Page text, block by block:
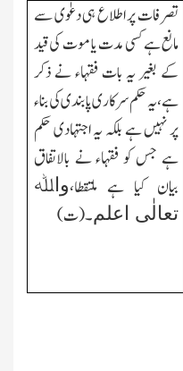
تصرفات پر اطلاع ہی دعوٰی سے
مانع ہے کسی مدت یا موت کی قید
کے بغیر یہ بات فقہاء نے ذکر
ہے،یہ حکم سرکاری پابندی کی بناء
پر نہیں ہے بلکہ یہ اجتہادی حکم
ہے جس کو فقہاء نے بالاتفاق
بیان کیا ہے ملتقطا،واﷲ
تعالٰی اعلم۔(ت)